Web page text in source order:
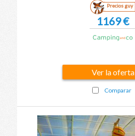
Precios guy
1169 €
Ver la oferta
Comparar